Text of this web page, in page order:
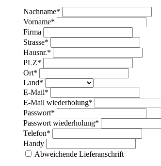
Nachname*
Vorname*
Firma
Strasse*
Hausnr.*
PLZ*
Ort*
Land*
E-Mail*
E-Mail wiederholung*
Passwort*
Passwort wiederholung*
Telefon*
Handy
Abweichende Lieferanschrift